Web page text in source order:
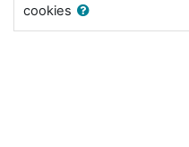
cookies